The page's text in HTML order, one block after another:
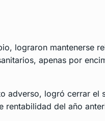
lograron mantenerse
apenas por
adverso, logró cerrar
rentabilidad del año